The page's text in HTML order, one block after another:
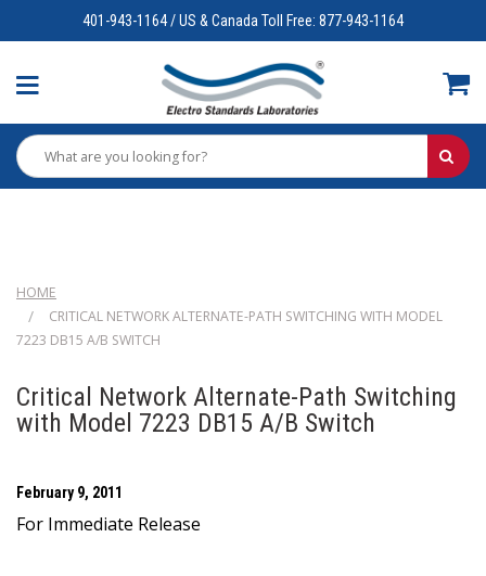
401-943-1164 / US & Canada Toll Free: 877-943-1164
HOME
CRITICAL NETWORK ALTERNATE-PATH SWITCHING WITH MODEL
7223 DB15 A/B SWITCH
Critical Network Alternate-Path Switching
with Model 7223 DB15 A/B Switch
February 9, 2011
For Immediate Release